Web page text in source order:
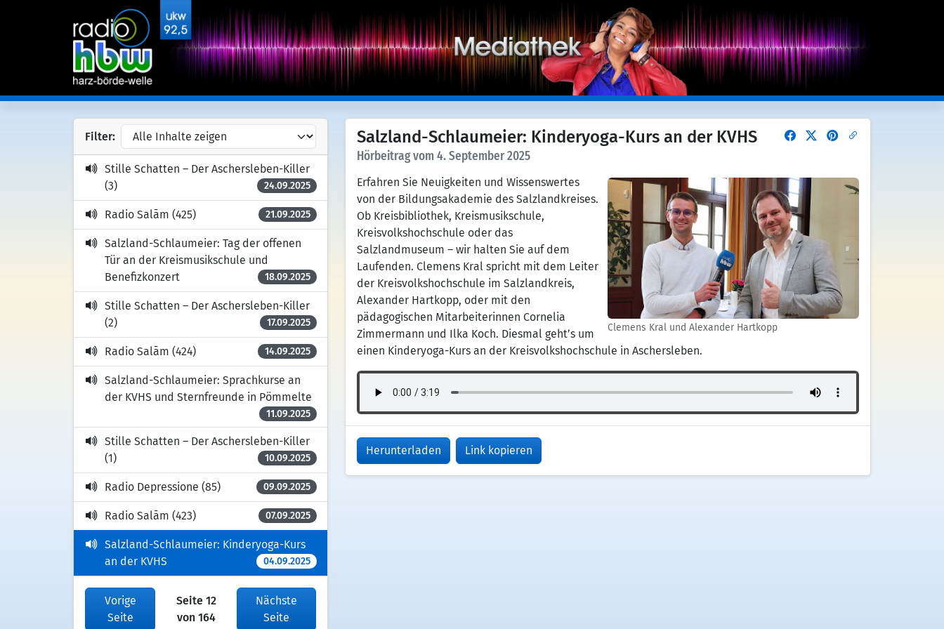
Salzland-Schlaumeier: Kinderyoga-Kurs an der KVHS
Hörbeitrag vom 4. September 2025
Clemens Kral und Alexander Hartkopp
Erfahren Sie Neuigkeiten und Wissenswertes
von der Bildungsakademie des Salzlandkreises.
Ob Kreisbibliothek, Kreismusikschule,
Kreisvolkshochschule oder das
Salzlandmuseum – wir halten Sie auf dem
Laufenden. Clemens Kral spricht mit dem Leiter
der Kreisvolkshochschule im Salzlandkreis,
Alexander Hartkopp, oder mit den
pädagogischen Mitarbeiterinnen Cornelia
Zimmermann und Ilka Koch. Diesmal geht’s um
einen Kinderyoga-Kurs an der Kreisvolkshochschule in Aschersleben.
Herunterladen Link kopieren
Filter:
Stille Schatten – Der Aschersleben-Killer
(3)
24.09.2025
Radio Salām (425) 21.09.2025
Salzland-Schlaumeier: Tag der offenen
Tür an der Kreismusikschule und
Benefizkonzert
18.09.2025
Stille Schatten – Der Aschersleben-Killer
(2)
17.09.2025
Radio Salām (424) 14.09.2025
Salzland-Schlaumeier: Sprachkurse an
der KVHS und Sternfreunde in Pömmelte
11.09.2025
Stille Schatten – Der Aschersleben-Killer
(1)
10.09.2025
Radio Depressione (85) 09.09.2025
Radio Salām (423) 07.09.2025
Salzland-Schlaumeier: Kinderyoga-Kurs
an der KVHS
04.09.2025
Vorige
Seite
Seite 12
von 164
Nächste
Seite